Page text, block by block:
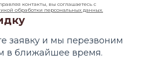
контакты, вы соглашаетесь с
обработки персональных данных.
заявку и мы перезвоним
в ближайшее время.